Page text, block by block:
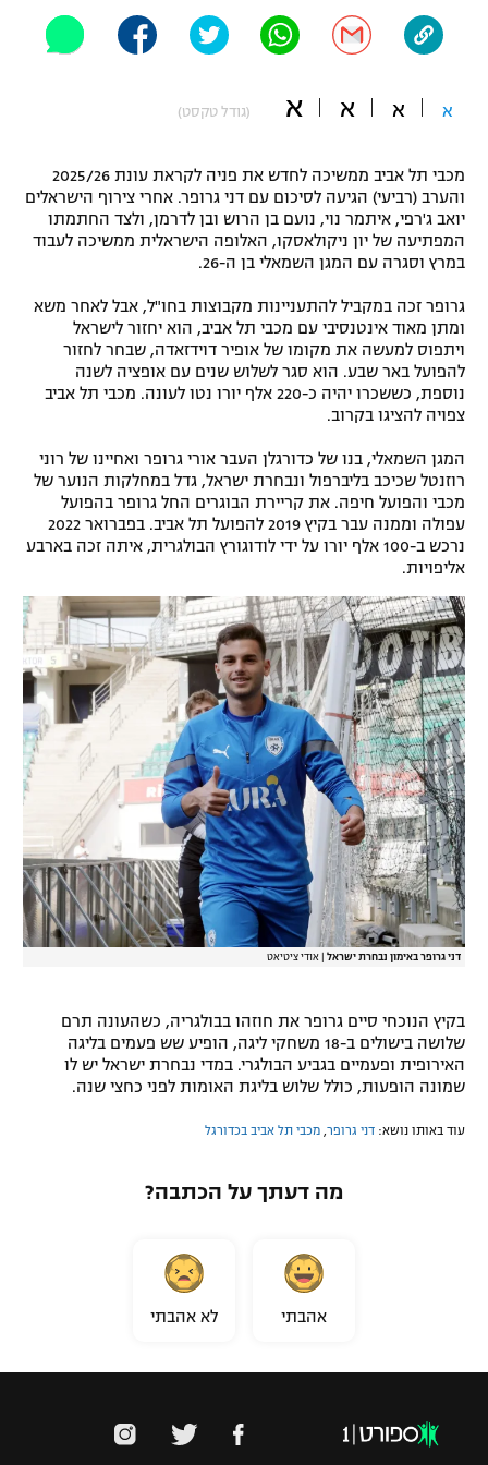
"מחצית בשכונה" – פודקאסט
משתתפים וזוכים בפרסים
תקנון משתתפים וזוכים בפרסים
תקנון עבור פעילות אלקטרה
תקנון עבור פעילות ספורט 1 – "מרלן"
טניס
גיימינג E-Sports
תנאי שימוש
מדיניות פרטיות
תקנון פעילות ספורט 1
רשיון להקרנה פומבית לבית עסק
הצטרפות לחבילת הערוצים
לוח דרושים – ג'ובנט
תגיות
המגזין
אופניים
ספורט מוטורי
פוטבול אמריקאי NFL
בייסבול MLB
ספורט אתגרי ואקסטרים
אומנויות לחימה
גיימינג E-Sports
א א א א (גודל טקסט)
מכבי תל אביב ממשיכה לחדש את פניה לקראת עונת 2025/26
והערב (רביעי) הגיעה לסיכום עם דני גרופר. אחרי צירוף הישראלים
יואב ג'רפי, איתמר נוי, נועם בן הרוש ובן לדרמן, ולצד החתמתו
המפתיעה של יון ניקולאסקו, האלופה הישראלית ממשיכה לעבוד
במרץ וסגרה עם המגן השמאלי בן ה-26.
גרופר זכה במקביל להתעניינות מקבוצות בחו"ל, אבל לאחר משא
ומתן מאוד אינטנסיבי עם מכבי תל אביב, הוא יחזור לישראל
ויתפוס למעשה את מקומו של אופיר דוידזאדה, שבחר לחזור
להפועל באר שבע. הוא סגר לשלוש שנים עם אופציה לשנה
נוספת, כששכרו יהיה כ-220 אלף יורו נטו לעונה. מכבי תל אביב
צפויה להציגו בקרוב.
המגן השמאלי, בנו של כדורגלן העבר אורי גרופר ואחיינו של רוני
רוזנטל שכיכב בליברפול ונבחרת ישראל, גדל במחלקות הנוער של
מכבי והפועל חיפה. את קריירת הבוגרים החל גרופר בהפועל
עפולה וממנה עבר בקיץ 2019 להפועל תל אביב. בפברואר 2022
נרכש ב-100 אלף יורו על ידי לודוגורץ הבולגרית, איתה זכה בארבע
אליפויות.
דני גרופר באימון נבחרת ישראל אודי ציטיאט
בקיץ הנוכחי סיים גרופר את חוזהו בבולגריה, כשהעונה תרם
שלושה בישולים ב-18 משחקי ליגה, הופיע שש פעמים בליגה
האירופית ופעמיים בגביע הבולגרי. במדי נבחרת ישראל יש לו
שמונה הופעות, כולל שלוש בליגת האומות לפני כחצי שנה.
עוד באותו נושא: דני גרופר מכבי תל אביב בכדורגל
מה דעתך על הכתבה?
אהבתי לא אהבתי